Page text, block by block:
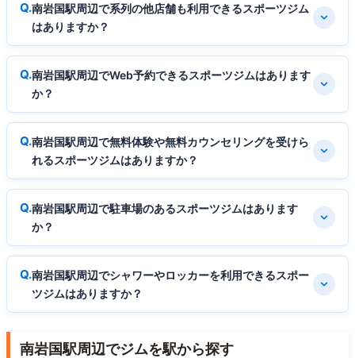
南岩国駅周辺で系列の他店舗も利用できるスポーツジム
はありますか？
南岩国駅周辺でWeb予約できるスポーツジムはあります
か？
南岩国駅周辺で無料体験や無料カウンセリングを受けら
れるスポーツジムはありますか？
南岩国駅周辺で駐車場のあるスポーツジムはあります
か？
南岩国駅周辺でシャワーやロッカーを利用できるスポー
ツジムはありますか？
南岩国駅周辺でジムを駅から探す